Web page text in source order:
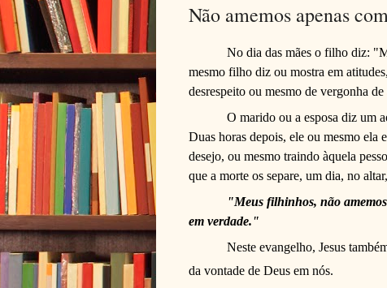
Não amemos apenas
No dia das mães o filho diz:
mesmo filho diz ou mostra em
desrespeito ou mesmo de vergonha
O marido ou a esposa diz um
Duas horas depois, ele ou mesmo ela
desejo, ou mesmo traindo àquela
que a morte os separe, um dia, no
"Meus filhinhos, não
em verdade."
Neste evangelho, Jesus
da vontade de Deus em nós.